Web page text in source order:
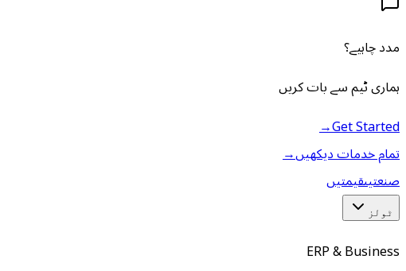
مدد چاہیے؟
ہماری ٹیم سے بات کریں
Get Started
→
تمام خدمات دیکھیں→
صنعتیںقیمتیں
ٹولز
ERP & Business